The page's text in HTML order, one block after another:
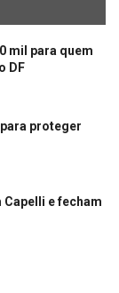
mil para quem
DF
proteger
Capelli e fecham